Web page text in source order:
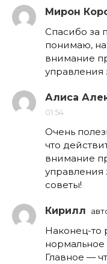
Мирон
Спасибо за
понимаю,
внимание
управления
Алиса
01:54
Очень
что
внимание
управления
советы!
Кирилл
Наконец-то
Главное —